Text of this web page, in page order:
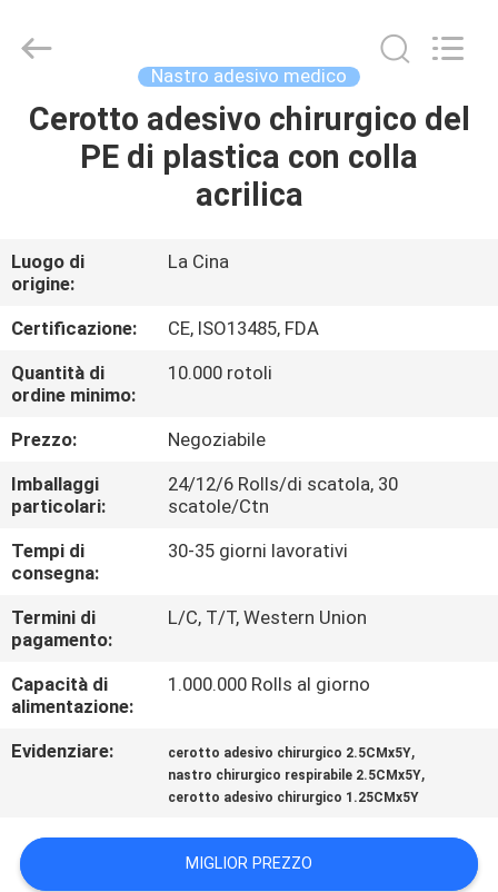
CASA
MOSTRA
VR
CIRCA
NOI
GIRO
DELLA
FABBRICA
CONTROLLO
DI
QUALITÀ
CONTATTICI
NOTIZIE
Medical
Rights
Reserved.
Nastro adesivo medico
Cerotto adesivo chirurgico del
PE di plastica con colla
acrilica
Luogo di
origine:
La Cina
Certificazione:
CE, ISO13485, FDA
Quantità di
ordine minimo:
10.000 rotoli
Prezzo:
Negoziabile
Imballaggi
particolari:
24/12/6 Rolls/di scatola, 30
scatole/Ctn
Tempi di
consegna:
30-35 giorni lavorativi
Termini di
pagamento:
L/C, T/T, Western Union
Capacità di
alimentazione:
1.000.000 Rolls al giorno
Evidenziare: cerotto adesivo chirurgico 2.5CMx5Y,
nastro chirurgico respirabile 2.5CMx5Y,
cerotto adesivo chirurgico 1.25CMx5Y
MIGLIOR PREZZO